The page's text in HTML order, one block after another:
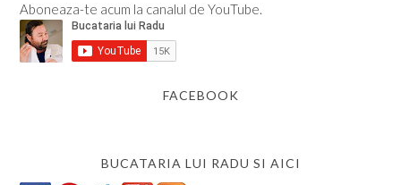
Aboneaza-te acum la canalul de YouTube.
FACEBOOK
BUCATARIA LUI RADU SI AICI